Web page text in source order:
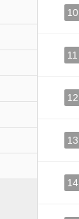
10
11
12
13
14